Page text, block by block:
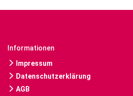
Informationen
Impressum
Datenschutzerklärung
AGB